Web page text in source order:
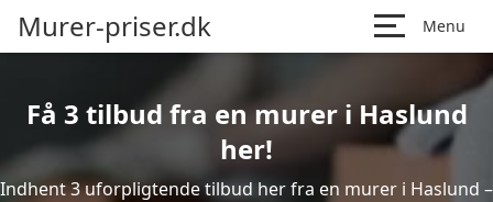
Murer-priser.dk Menu
Få 3 tilbud fra en murer i Haslund
her!
Indhent 3 uforpligtende tilbud her fra en murer i Haslund –